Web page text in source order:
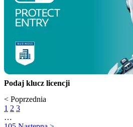
Podaj klucz licencji
< Poprzednia
1 2 3
…